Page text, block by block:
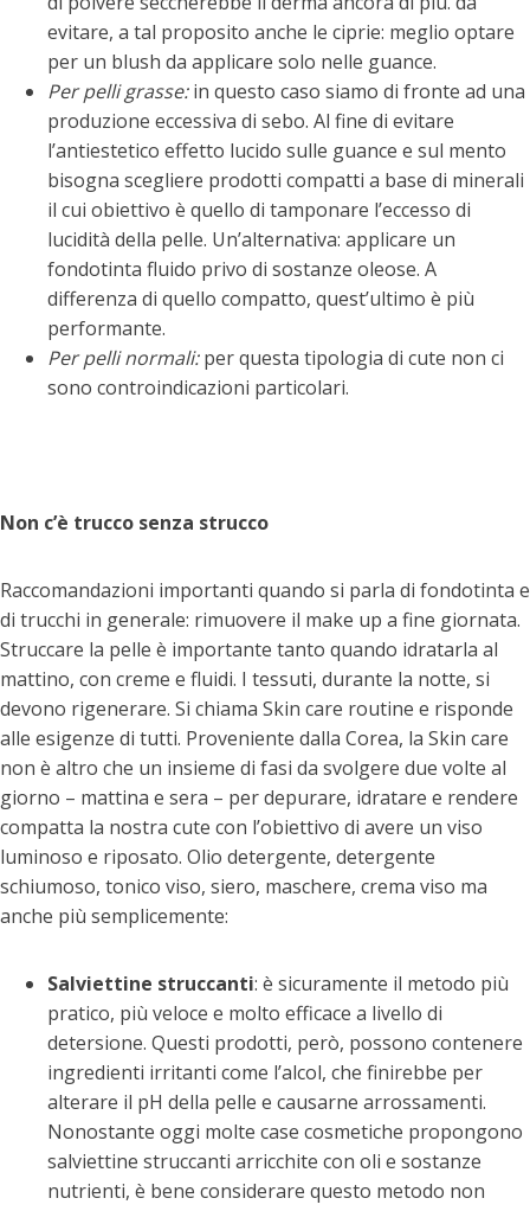
evitare, a tal proposito anche le ciprie: meglio optare
per un blush da applicare solo nelle guance.
Per pelli grasse:in questo caso siamo di fronte ad una
produzione eccessiva di sebo. Al fine di evitare
l’antiestetico effetto lucido sulle guance e sul mento
bisogna scegliere prodotti compatti a base di minerali
il cui obiettivo è quello di tamponare l’eccesso di
lucidità della pelle. Un’alternativa: applicare un
fondotinta fluido privo di sostanze oleose. A
differenza di quello compatto, quest’ultimo è più
performante.
Per pelli normali:per questa tipologia di cute non ci
sono controindicazioni particolari.
Non c’è trucco senza strucco
Raccomandazioni importanti quando si parla di fondotinta e
di trucchi in generale: rimuovere il make up a fine giornata.
Struccare la pelle è importante tanto quando idratarla al
mattino, con creme e fluidi. I tessuti, durante la notte, si
devono rigenerare. Si chiama Skin care routine e risponde
alle esigenze di tutti. Proveniente dalla Corea, la Skin care
non è altro che un insieme di fasi da svolgere due volte al
giorno – mattina e sera – per depurare, idratare e rendere
compatta la nostra cute con l’obiettivo di avere un viso
luminoso e riposato. Olio detergente, detergente
schiumoso, tonico viso, siero, maschere, crema viso ma
anche più semplicemente:
Salviettine struccanti: è sicuramente il metodo più
pratico, più veloce e molto efficace a livello di
detersione. Questi prodotti, però, possono contenere
ingredienti irritanti come l’alcol, che finirebbe per
alterare il pH della pelle e causarne arrossamenti.
Nonostante oggi molte case cosmetiche propongono
salviettine struccanti arricchite con oli e sostanze
nutrienti, è bene considerare questo metodo non